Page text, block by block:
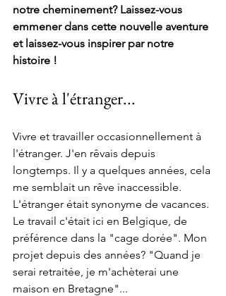
notre cheminement? Laissez-vous
emmener dans cette nouvelle aventure
et laissez-vous inspirer par notre
histoire !
Vivre à l'étranger...
Vivre et travailler occasionnellement à
l'étranger. J'en rêvais depuis
longtemps. Il y a quelques années, cela
me semblait un rêve inaccessible.
L'étranger était synonyme de vacances.
Le travail c'était ici en Belgique, de
préférence dans la "cage dorée". Mon
projet depuis des années? "Quand je
serai retraitée, je m'achèterai une
maison en Bretagne"...